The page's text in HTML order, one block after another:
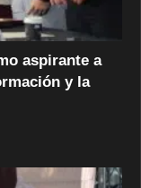
aspirante a
y la